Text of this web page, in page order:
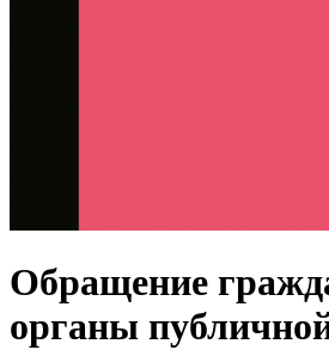
Обращение
органы